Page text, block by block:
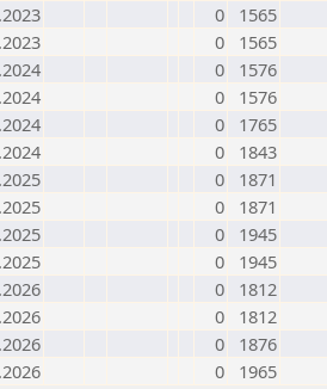
0
1565
0
1565
0
1576
0
1576
0
1765
0
1843
0
1871
0
1871
0
1945
0
1945
0
1812
0
1812
0
1876
0 1965